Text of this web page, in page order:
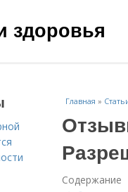
здоровья
Главная »
Содержание